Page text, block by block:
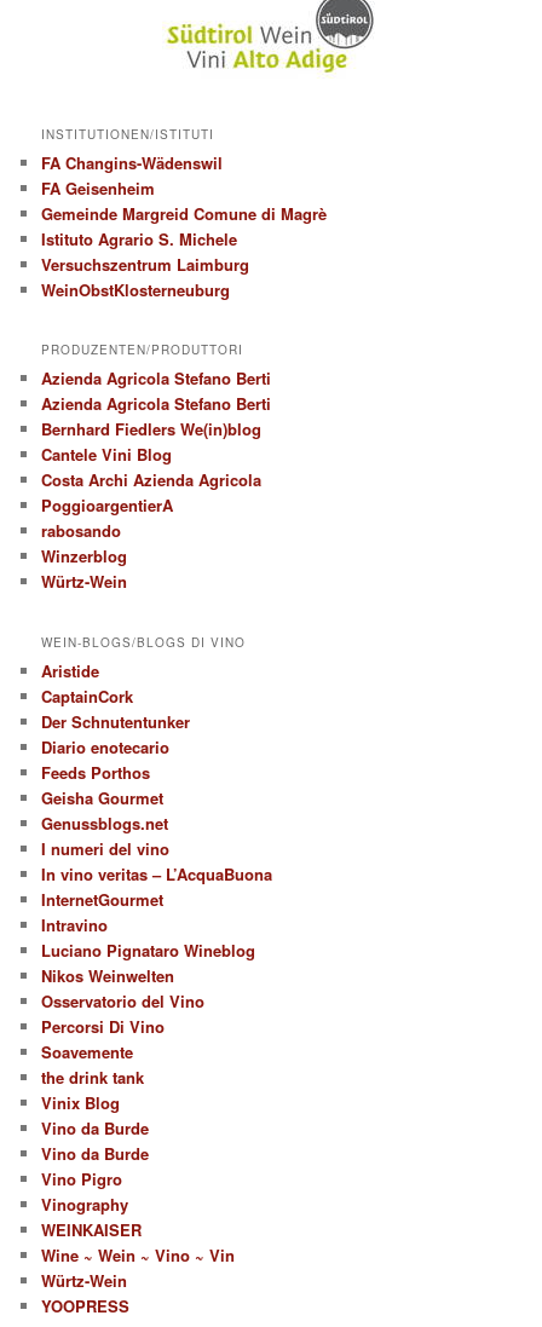
INSTITUTIONEN/ISTITUTI
FA Changins-Wädenswil
FA Geisenheim
Gemeinde Margreid Comune di Magrè
Istituto Agrario S. Michele
Versuchszentrum Laimburg
WeinObstKlosterneuburg
PRODUZENTEN/PRODUTTORI
Azienda Agricola Stefano Berti
Azienda Agricola Stefano Berti
Bernhard Fiedlers We(in)blog
Cantele Vini Blog
Costa Archi Azienda Agricola
PoggioargentierA
rabosando
Winzerblog
Würtz-Wein
WEIN-BLOGS/BLOGS DI VINO
Aristide
CaptainCork
Der Schnutentunker
Diario enotecario
Feeds Porthos
Geisha Gourmet
Genussblogs.net
I numeri del vino
In vino veritas – L’AcquaBuona
InternetGourmet
Intravino
Luciano Pignataro Wineblog
Nikos Weinwelten
Osservatorio del Vino
Percorsi Di Vino
Soavemente
the drink tank
Vinix Blog
Vino da Burde
Vino da Burde
Vino Pigro
Vinography
WEINKAISER
Wine ~ Wein ~ Vino ~ Vin
Würtz-Wein
YOOPRESS